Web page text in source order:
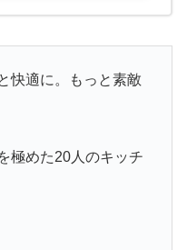
快適に。もっと素敵
極めた20人のキッチ